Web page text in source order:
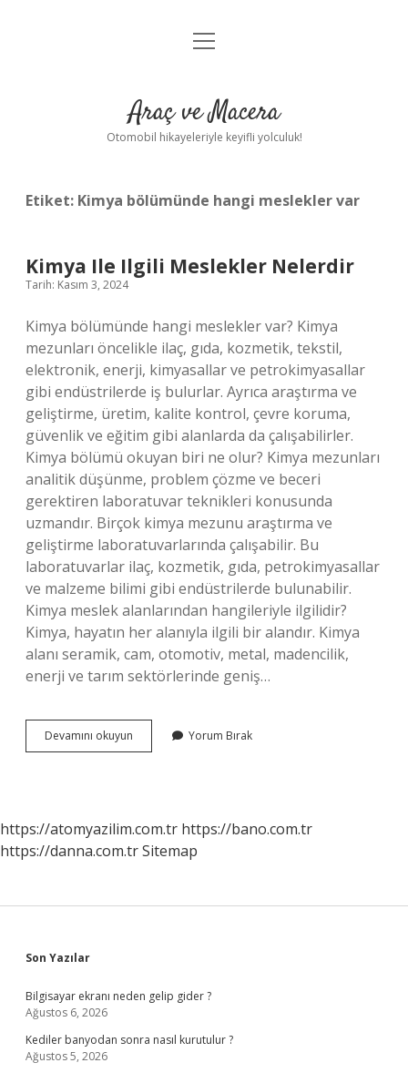
Anasayfa
Yasal Uyarı
menüyü
Araç ve Macera
Otomobil hikayeleriyle keyifli yolculuk!
Etiket: Kimya bölümünde hangi meslekler var
Kimya Ile Ilgili Meslekler Nelerdir
Tarih: Kasım 3, 2024
Kimya bölümünde hangi meslekler var? Kimya
mezunları öncelikle ilaç, gıda, kozmetik, tekstil,
elektronik, enerji, kimyasallar ve petrokimyasallar
gibi endüstrilerde iş bulurlar. Ayrıca araştırma ve
geliştirme, üretim, kalite kontrol, çevre koruma,
güvenlik ve eğitim gibi alanlarda da çalışabilirler.
Kimya bölümü okuyan biri ne olur? Kimya mezunları
analitik düşünme, problem çözme ve beceri
gerektiren laboratuvar teknikleri konusunda
uzmandır. Birçok kimya mezunu araştırma ve
geliştirme laboratuvarlarında çalışabilir. Bu
laboratuvarlar ilaç, kozmetik, gıda, petrokimyasallar
ve malzeme bilimi gibi endüstrilerde bulunabilir.
Kimya meslek alanlarından hangileriyle ilgilidir?
Kimya, hayatın her alanıyla ilgili bir alandır. Kimya
alanı seramik, cam, otomotiv, metal, madencilik,
enerji ve tarım sektörlerinde geniş…
Devamını okuyun
Ile
Yorum Bırak
https://atomyazilim.com.tr https://bano.com.tr
https://danna.com.trSitemap
Sidebar
Son Yazılar
Bilgisayar ekranı neden gelip gider ?
Ağustos 6, 2026
Kediler banyodan sonra nasıl kurutulur ?
Ağustos 5, 2026